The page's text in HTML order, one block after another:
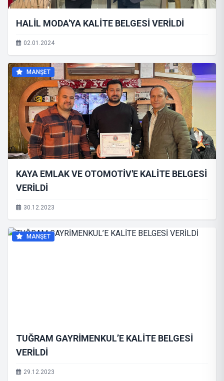
HALİL MODA'YA KALİTE BELGESİ VERİLDİ
02.01.2024
MANŞET
KAYA EMLAK VE OTOMOTİV'E KALİTE BELGESİ
VERİLDİ
30.12.2023
MANŞET
TUĞRAM GAYRİMENKUL’E KALİTE BELGESİ
VERİLDİ
29.12.2023